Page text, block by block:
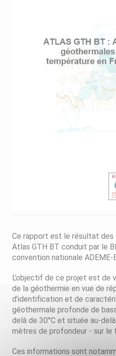
Ce rapport est le résultat des
Atlas GTH BT conduit par le
convention nationale ADEME-
L’objectif de ce projet est de
de la géothermie en vue de
d’identification et de
géothermale profonde de
delà de 30°C et située au-
mètres de profondeur - sur le
Ces informations sont